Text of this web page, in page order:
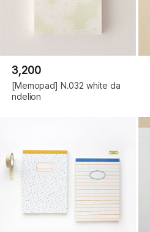
3,200
[Memopad] N.032 white da
ndelion